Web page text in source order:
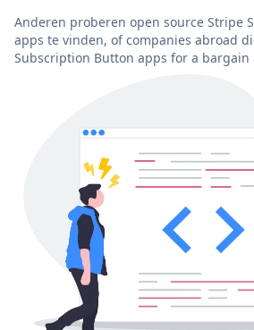
Anderen proberen open source Stripe
apps te vinden, of companies abroad
Subscription Button apps for a bargain